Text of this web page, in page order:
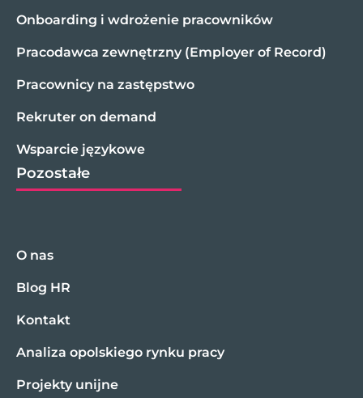
Onboarding i wdrożenie pracowników
Pracodawca zewnętrzny (Employer of Record)
Pracownicy na zastępstwo
Rekruter on demand
Wsparcie językowe
Pozostałe
O nas
Blog HR
Kontakt
Analiza opolskiego rynku pracy
Projekty unijne